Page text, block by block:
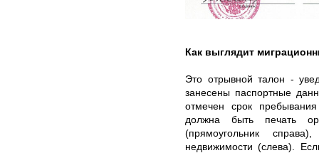
Как выглядит
Это отрывной талон -
занесены паспортные
отмечен срок
должна быть печать
(прямоугольник
недвижимости (слева).